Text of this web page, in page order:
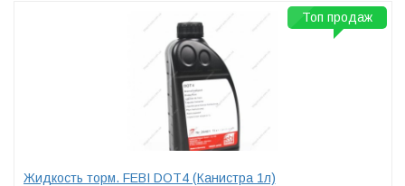
Жидкость торм. FEBI DOT4 (Канистра 1л)
Топ продаж